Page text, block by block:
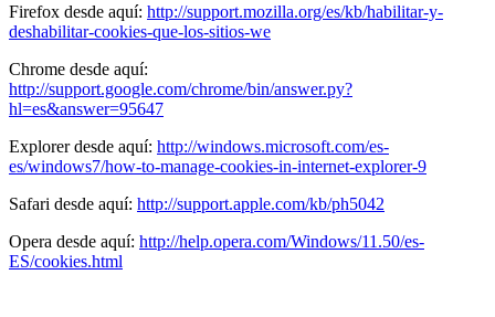
Firefox desde aquí: http://support.mozilla.org/es/kb/habilitar-y-
deshabilitar-cookies-que-los-sitios-we
Chrome desde aquí:
http://support.google.com/chrome/bin/answer.py?
hl=es&answer=95647
Explorer desde aquí: http://windows.microsoft.com/es-
es/windows7/how-to-manage-cookies-in-internet-explorer-9
Safari desde aquí: http://support.apple.com/kb/ph5042
Opera desde aquí: http://help.opera.com/Windows/11.50/es-
ES/cookies.html